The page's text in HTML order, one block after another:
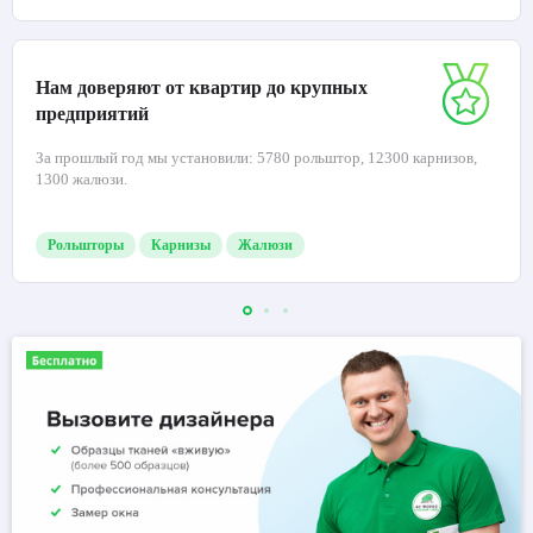
Нам доверяют от квартир до крупных
предприятий
За прошлый год мы установили: 5780 рольштор, 12300 карнизов,
1300 жалюзи.
Рольшторы Карнизы Жалюзи